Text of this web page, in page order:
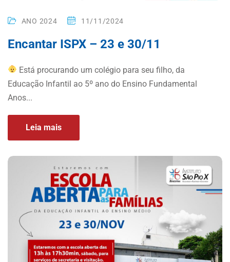
ANO 2024 11/11/2024
Encantar ISPX – 23 e 30/11
Está procurando um colégio para seu filho, da
Educação Infantil ao 5º ano do Ensino Fundamental
Anos...
Leia mais